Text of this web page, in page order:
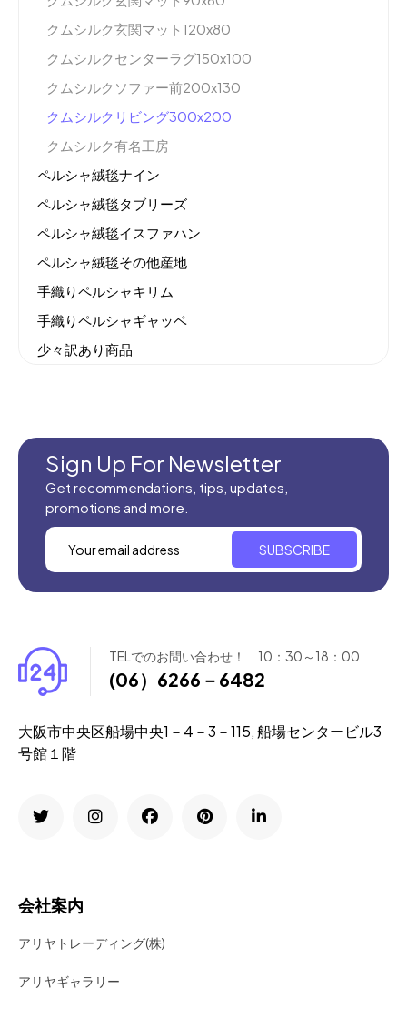
クムシルク玄関マット120x80
クムシルクセンターラグ150x100
クムシルクソファー前200x130
クムシルクリビング300x200
クムシルク有名工房
ペルシャ絨毯ナイン
ペルシャ絨毯タブリーズ
ペルシャ絨毯イスファハン
ペルシャ絨毯その他産地
手織りペルシャキリム
手織りペルシャギャッベ
少々訳あり商品
新商品入荷
Sign Up For Newsletter
Get recommendations, tips, updates,
promotions and more.
SUBSCRIBE
TELでのお問い合わせ！ 10：30～18：00
(06）6266－6482
大阪市中央区船場中央1－4－3－115, 船場センタービル3
号館１階
会社案内
アリヤトレーディング(株)
アリヤギャラリー